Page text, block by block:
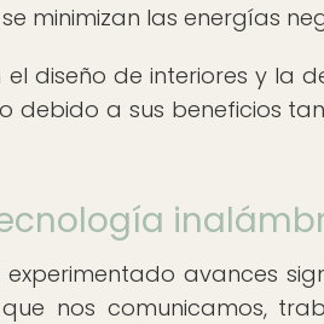
minimizan las energías
el diseño de interiores y
debido a sus beneficios
avances
nos comunicamos,